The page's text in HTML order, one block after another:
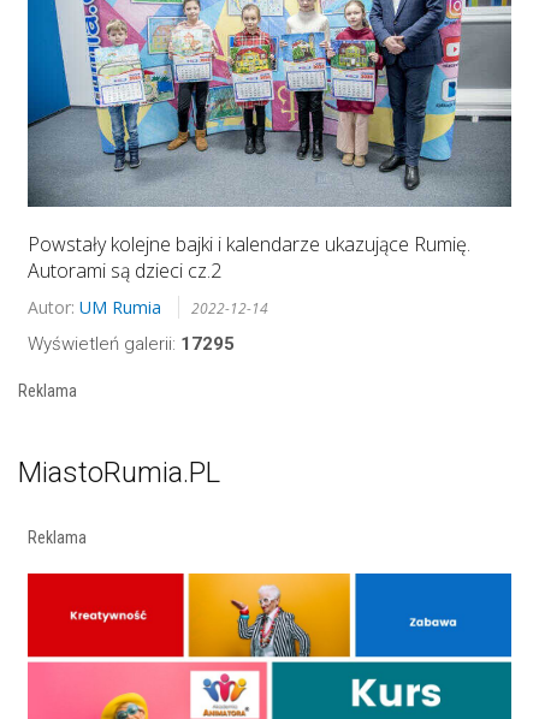
Powstały kolejne bajki i kalendarze ukazujące Rumię.
Autorami są dzieci cz.2
Autor: UM Rumia 2022-12-14
Wyświetleń galerii: 17295
Reklama
MiastoRumia.PL
Reklama